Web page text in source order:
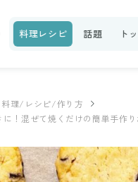
料理レシピ 話題 ト
料理/レシピ/作り方
！混ぜて焼くだけの簡単手作